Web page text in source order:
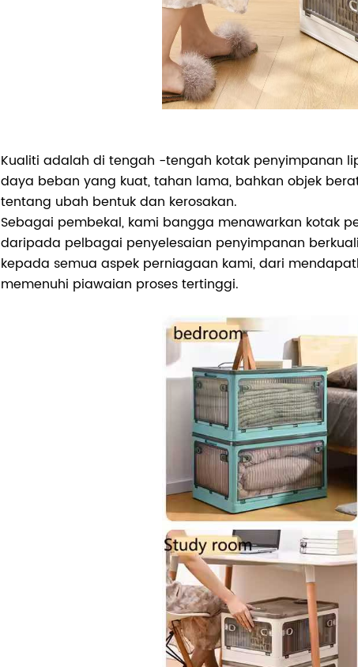
Kualiti adalah di tengah -tengah kotak penyimpanan
daya beban yang kuat, tahan lama, bahkan objek
tentang ubah bentuk dan kerosakan.
Sebagai pembekal, kami bangga menawarkan kotak
daripada pelbagai penyelesaian penyimpanan
kepada semua aspek perniagaan kami, dari
memenuhi piawaian proses tertinggi.